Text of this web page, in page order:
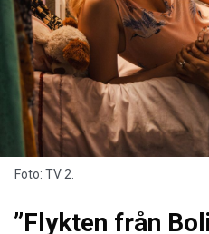
Foto: TV 2.
”Flykten från